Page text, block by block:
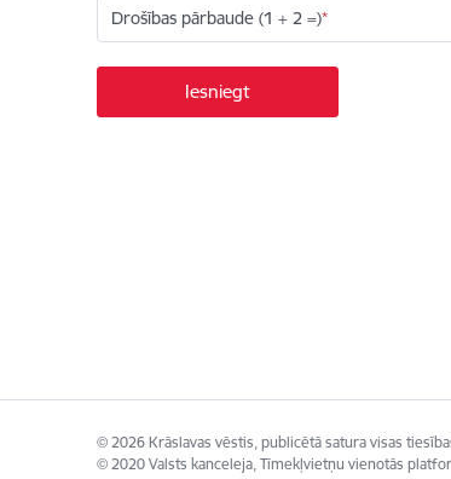
Drošības pārbaude (1 + 2 =)
© 2026 Krāslavas vēstis, publicētā satura visas
© 2020 Valsts kanceleja, Tīmekļvietņu vienotās